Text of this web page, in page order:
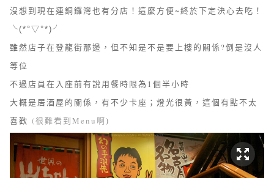
沒想到現在連銅鑼灣也有分店！這麼方便~終於下定決心去吃！
╰(*°▽°*)╯
雖然店子在登龍街那邊，但不知是不是要上樓的關係?倒是沒人
等位
不過店員在入座前有說用餐時限為1個半小時
大概是居酒屋的關係，有不少卡座；燈光很黃，這個有點不太
喜歡 (很難看到Menu啊)